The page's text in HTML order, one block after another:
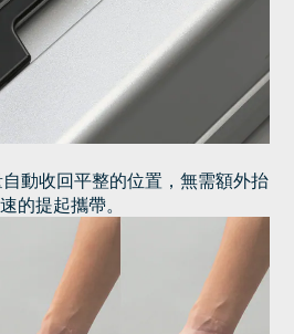
動收回平整的位置， 無需額外抬
的提起攜帶。